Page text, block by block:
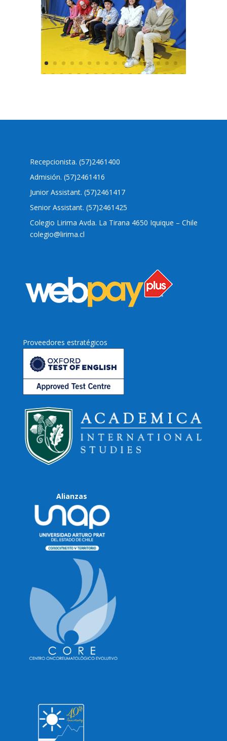
Recepcionista. (57)2461400
Admisión. (57)2461416
Junior Assistant. (57)2461417
Senior Assistant. (57)2461425
Colegio Lirima Avda. La Tirana 4650 Iquique – Chile
colegio@lirima.cl
Proveedores estratégicos
Alianzas